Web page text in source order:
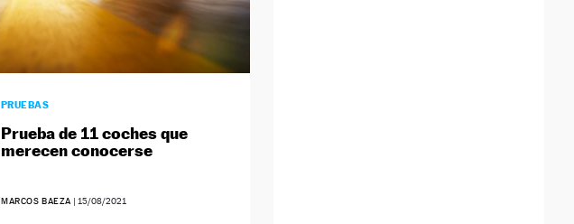
PRUEBAS
Prueba de 11 coches que
merecen conocerse
MARCOS BAEZA | 15/08/2021